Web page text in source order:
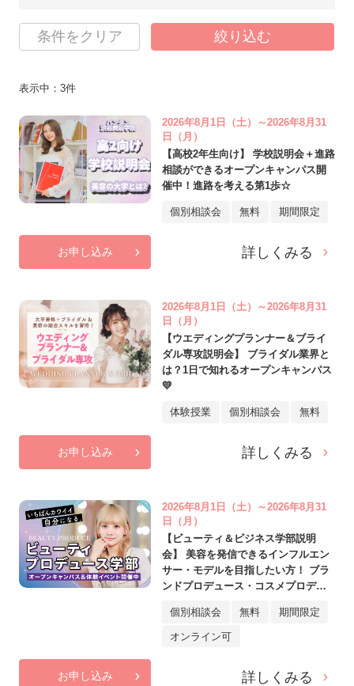
条件をクリア 絞り込む
表示中： 3件
2026年8月1日（土）～2026年8月31
日（月）
【高校2年生向け】 学校説明会＋進路
相談ができるオープンキャンパス開
催中！進路を考える第1歩☆
個別相談会 無料 期間限定
お申し込み 詳しくみる
2026年8月1日（土）～2026年8月31
日（月）
【ウエディングプランナー＆ブライ
ダル専攻説明会】 ブライダル業界と
は？1日で知れるオープンキャンパス
💛
体験授業 個別相談会 無料
お申し込み 詳しくみる
2026年8月1日（土）～2026年8月31
日（月）
【ビューティ＆ビジネス学部説明
会】 美容を発信できるインフルエン
サー・モデルを目指したい方！ ブラ
ンドプロデュース・コスメプロデュ
個別相談会
無料 期間限定
オンライン可
お申し込み 詳しくみる